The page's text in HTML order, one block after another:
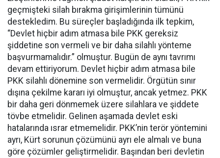
geçmişteki silah bırakma girişimlerinin tümünü
destekledim. Bu süreçler başladığında ilk tepkim,
“Devlet hiçbir adım atmasa bile PKK gereksiz
şiddetine son vermeli ve bir daha silahlı yönteme
başvurmamalıdır.” olmuştur. Bugün de aynı tavrımı
devam ettiriyorum. Devlet hiçbir adım atmasa bile
PKK silahlı dönemine son vermelidir. Örgütün sınır
dışına çekilme kararı iyi olmuştur, ancak yetmez. PKK
bir daha geri dönmemek üzere silahlara ve şiddete
tövbe etmelidir. Gelinen aşamada devlet eski
hatalarında ısrar etmemelidir. PKK’nin terör yöntemini
ayrı, Kürt sorunun çözümünü ayrı ele almalı ve buna
göre çözümler geliştirmelidir. Başından beri devletin